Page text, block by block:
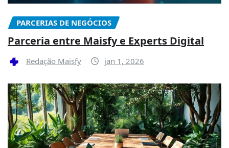
PARCERIAS DE NEGÓCIOS
Parceria entre Maisfy e Experts Digital
Redação Maisfy jan 1, 2026